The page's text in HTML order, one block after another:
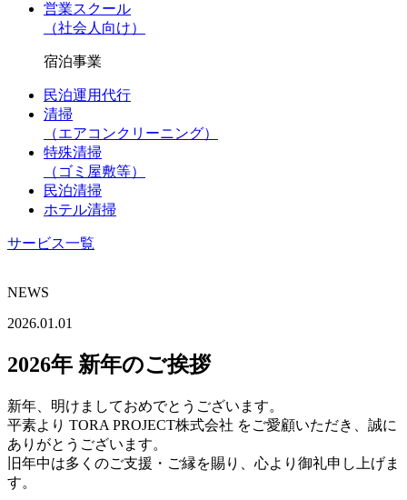
営業スクール
（社会人向け）
宿泊事業
民泊運用代行
清掃
（エアコンクリーニング）
特殊清掃
（ゴミ屋敷等）
民泊清掃
ホテル清掃
サービス一覧
NEWS
2026.01.01
2026年 新年のご挨拶
新年、明けましておめでとうございます。
平素より TORA PROJECT株式会社 をご愛顧いただき、誠に
ありがとうございます。
旧年中は多くのご支援・ご縁を賜り、心より御礼申し上げま
す。